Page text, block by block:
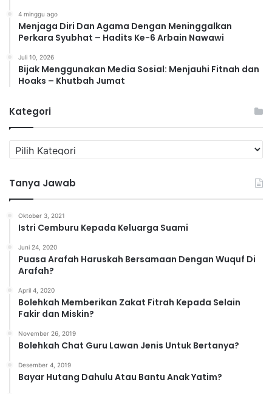
4 minggu ago
Menjaga Diri Dan Agama Dengan Meninggalkan
Perkara Syubhat – Hadits Ke-6 Arbain Nawawi
Juli 10, 2026
Bijak Menggunakan Media Sosial: Menjauhi Fitnah dan
Hoaks – Khutbah Jumat
Kategori
a
e
g
Tanya Jawab
Oktober 3, 2021
Istri Cemburu Kepada Keluarga Suami
Juni 24, 2020
Puasa Arafah Haruskah Bersamaan Dengan Wuquf Di
Arafah?
April 4, 2020
Bolehkah Memberikan Zakat Fitrah Kepada Selain
Fakir dan Miskin?
November 26, 2019
Bolehkah Chat Guru Lawan Jenis Untuk Bertanya?
Desember 4, 2019
Bayar Hutang Dahulu Atau Bantu Anak Yatim?